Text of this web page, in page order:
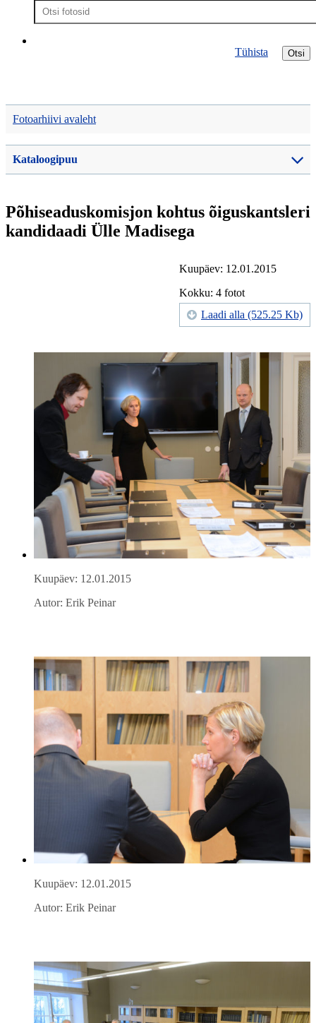
Otsi
Tühista
Fotoarhiivi avaleht
Kataloogipuu
Põhiseaduskomisjon kohtus õiguskantsleri
kandidaadi Ülle Madisega
Kuupäev: 12.01.2015
Kokku: 4 fotot
Laadi alla (525.25 Kb)
Kuupäev: 12.01.2015
Autor: Erik Peinar
Kuupäev: 12.01.2015
Autor: Erik Peinar